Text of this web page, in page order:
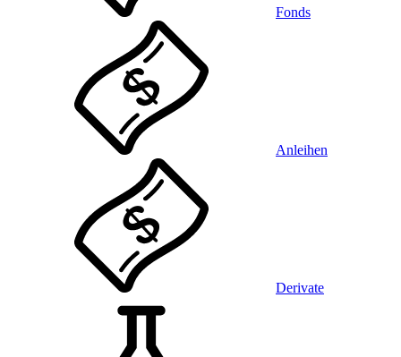
Fonds
Anleihen
Derivate